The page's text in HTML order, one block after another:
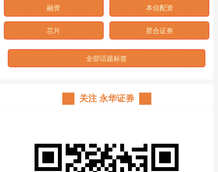
融资 本信配资
芯片 星合证券
全部话题标签
关注 永华证券